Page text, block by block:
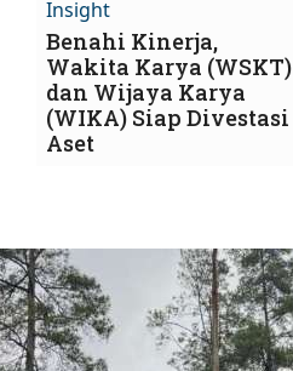
Insight
Benahi Kinerja,
Wakita Karya (WSKT)
dan Wijaya Karya
(WIKA) Siap Divestasi
Aset